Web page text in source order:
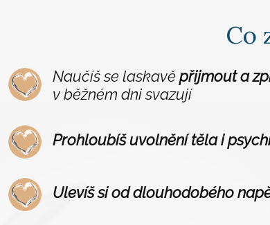
Co
Naučíš se laskavě přijmout a
v běžném dni svazují
Prohloubíš uvolnění těla i
Ulevíš si od dlouhodobého